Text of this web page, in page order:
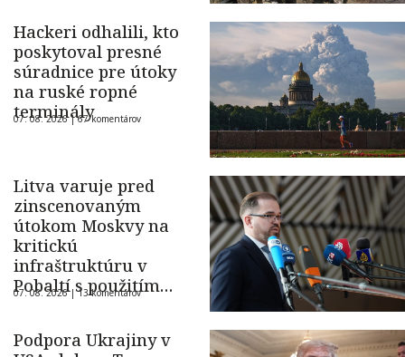
Hackeri odhalili, kto
poskytoval presné
súradnice pre útoky
na ruské ropné
terminály
07. 08. 2026 |67 komentárov
Litva varuje pred
zinscenovaným
útokom Moskvy na
kritickú
infraštruktúru v
Pobaltí s použitím
ukrajinského dronu
07. 08. 2026 |13 komentárov
Podpora Ukrajiny v